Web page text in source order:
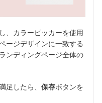
、カラーピッカーを使用
ージデザインに一致する
ンディングページ全体の
足したら、 保存ボタンを